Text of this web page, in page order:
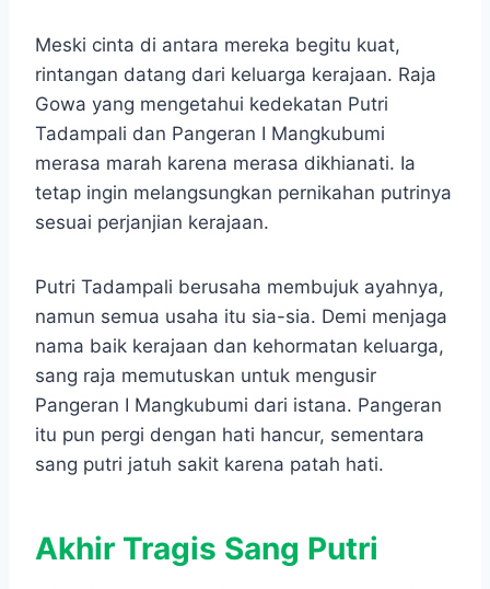
Meski cinta di antara mereka begitu kuat,
rintangan datang dari keluarga kerajaan. Raja
Gowa yang mengetahui kedekatan Putri
Tadampali dan Pangeran I Mangkubumi
merasa marah karena merasa dikhianati. Ia
tetap ingin melangsungkan pernikahan putrinya
sesuai perjanjian kerajaan.
Putri Tadampali berusaha membujuk ayahnya,
namun semua usaha itu sia-sia. Demi menjaga
nama baik kerajaan dan kehormatan keluarga,
sang raja memutuskan untuk mengusir
Pangeran I Mangkubumi dari istana. Pangeran
itu pun pergi dengan hati hancur, sementara
sang putri jatuh sakit karena patah hati.
Akhir Tragis Sang Putri